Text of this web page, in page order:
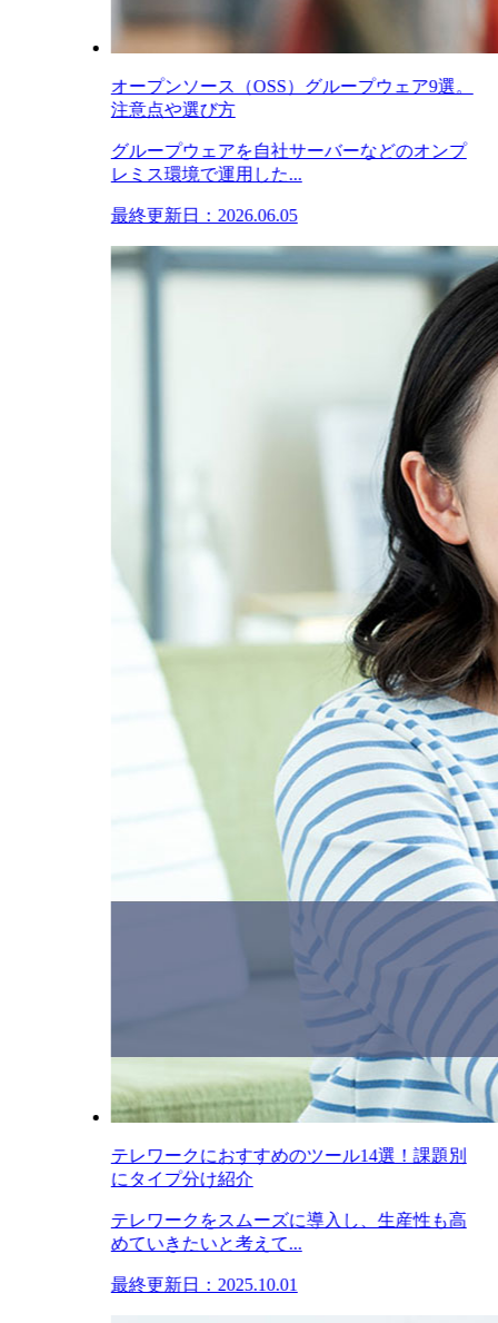
オープンソース（OSS）グループウェア9選。
注意点や選び方
グループウェアを自社サーバーなどのオンプ
レミス環境で運用した...
最終更新日：2026.06.05
テレワークにおすすめのツール14選！課題別
にタイプ分け紹介
テレワークをスムーズに導入し、生産性も高
めていきたいと考えて...
最終更新日：2025.10.01